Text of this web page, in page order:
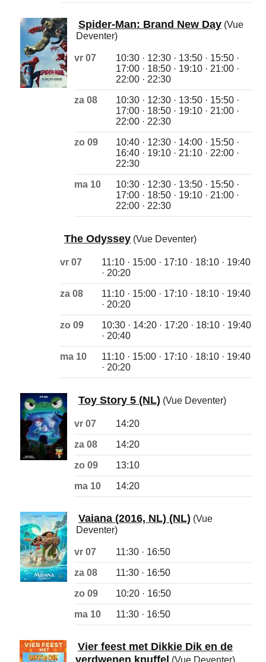
Spider-Man: Brand New Day (Vue
Deventer)
vr 07
10:30 · 12:30 · 13:50 · 15:50 ·
17:00 · 18:50 · 19:10 · 21:00 ·
22:00 · 22:30
za 08
10:30 · 12:30 · 13:50 · 15:50 ·
17:00 · 18:50 · 19:10 · 21:00 ·
22:00 · 22:30
zo 09
10:40 · 12:30 · 14:00 · 15:50 ·
16:40 · 19:10 · 21:10 · 22:00 ·
22:30
ma 10
10:30 · 12:30 · 13:50 · 15:50 ·
17:00 · 18:50 · 19:10 · 21:00 ·
22:00 · 22:30
The Odyssey (Vue Deventer)
vr 07
11:10 · 15:00 · 17:10 · 18:10 · 19:40
· 20:20
za 08
11:10 · 15:00 · 17:10 · 18:10 · 19:40
· 20:20
zo 09
10:30 · 14:20 · 17:20 · 18:10 · 19:40
· 20:40
ma 10
11:10 · 15:00 · 17:10 · 18:10 · 19:40
· 20:20
Toy Story 5 (NL) (Vue Deventer)
vr 07 14:20
za 08 14:20
zo 09 13:10
ma 10 14:20
Vaiana (2016, NL) (NL) (Vue
Deventer)
vr 07 11:30 · 16:50
za 08 11:30 · 16:50
zo 09 10:20 · 16:50
ma 10 11:30 · 16:50
Vier feest met Dikkie Dik en de
verdwenen knuffel (Vue Deventer)